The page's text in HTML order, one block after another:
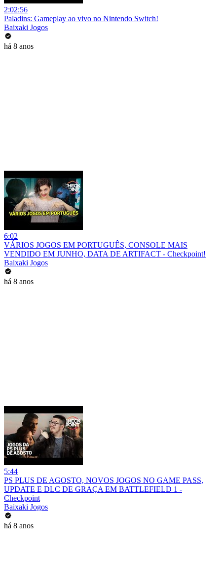
2:02:56
Paladins: Gameplay ao vivo no Nintendo Switch!
Baixaki Jogos
há 8 anos
6:02
VÁRIOS JOGOS EM PORTUGUÊS, CONSOLE MAIS
VENDIDO EM JUNHO, DATA DE ARTIFACT - Checkpoint!
Baixaki Jogos
há 8 anos
5:44
PS PLUS DE AGOSTO, NOVOS JOGOS NO GAME PASS,
UPDATE E DLC DE GRAÇA EM BATTLEFIELD 1 -
Checkpoint
Baixaki Jogos
há 8 anos